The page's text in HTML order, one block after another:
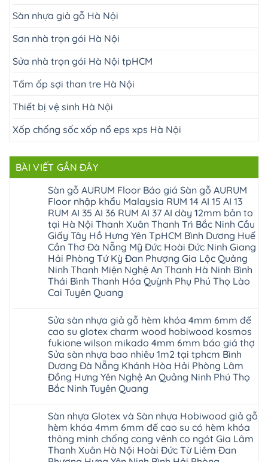
Sàn nhựa giả gỗ Hà Nội
Sơn nhà trọn gói Hà Nội
Sửa nhà trọn gói Hà Nội tpHCM
Tấm ốp sợi than tre Hà Nội
Thiết bị vệ sinh Hà Nội
Xốp chống sốc xốp nổ eps xps Hà Nội
BÀI VIẾT GẦN ĐÂY
Sàn gỗ AURUM Floor Báo giá Sàn gỗ AURUM
Floor nhập khẩu Malaysia RUM 14 AI 15 AI 13
RUM AI 35 AI 36 RUM AI 37 AI dày 12mm bản to
tại Hà Nội Thanh Xuân Thanh Trì Bắc Ninh Cầu
Giấy Tây Hồ Hưng Yên TpHCM Bình Dương Huế
Cần Thơ Đà Nẵng Mỹ Đức Hoài Đức Ninh Giang
Hải Phòng Tứ Kỳ Đan Phượng Gia Lộc Quảng
Ninh Thanh Miện Nghệ An Thanh Hà Ninh Bình
Thái Bình Thanh Hóa Quỳnh Phụ Phú Thọ Lào
Cai Tuyên Quang
bình
luận
ở
Sàn
gỗ
AURUM
Floor
Báo
giá
Sàn
Floor
nhập
khẩu
Malaysia
RUM
14
Sửa sàn nhựa giả gỗ hèm khóa 4mm 6mm đế
cao su glotex charm wood hobiwood kosmos
fukione wilson mikado 4mm 6mm báo giá thợ
Sửa sàn nhựa bao nhiêu 1m2 tại tphcm Bình
Dương Đà Nẵng Khánh Hòa Hải Phòng Lâm
Đồng Hưng Yên Nghệ An Quảng Ninh Phú Thọ
Bắc Ninh Tuyên Quang
bình
luận
ở
Sửa
sàn
nhựa
Sàn nhựa Glotex và Sàn nhựa Hobiwood giả gỗ
hèm khóa 4mm 6mm đế cao su có hèm khóa
thông minh chống cong vênh co ngót Gia Lâm
Thanh Xuân Hà Nội Hoài Đức Từ Liêm Đan